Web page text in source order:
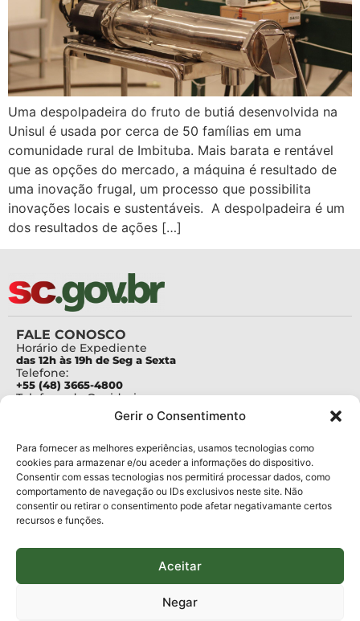
Gerir o Consentimento
Para fornecer as melhores experiências, usamos tecnologias como
cookies para armazenar e/ou aceder a informações do dispositivo.
Consentir com essas tecnologias nos permitirá processar dados, como
comportamento de navegação ou IDs exclusivos neste site. Não
consentir ou retirar o consentimento pode afetar negativamante certos
recursos e funções.
Aceitar
Negar
Uma despolpadeira do fruto de butiá desenvolvida na
Unisul é usada por cerca de 50 famílias em uma
comunidade rural de Imbituba. Mais barata e rentável
que as opções do mercado, a máquina é resultado de
uma inovação frugal, um processo que possibilita
inovações locais e sustentáveis. A despolpadeira é um
dos resultados de ações […]
FALE CONOSCO
Horário de Expediente
das 12h às 19h de Seg a Sexta
Telefone:
+55 (48) 3665-4800
Telefone da Ouvidoria
Para assuntos relacionados à Pesquisa
pesquisa@fapesc.sc.gov.br
Para assuntos relacionados à Inovação
inovacao@fapesc.sc.gov.br
Para assuntos relacionados à Bolsas
bolsas@fapesc.sc.gov.br
Para assuntos relacionados à Prestação de Contas
Para assuntos relacionados à Plataforma
plataforma@fapesc.sc.gov.br
Jair Artur da Silva dpo@fapesc.sc.gov.br 3665-4831